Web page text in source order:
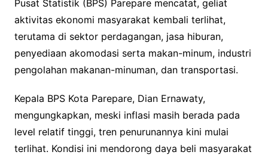
Pusat Statistik (BPS) Parepare mencatat, geliat
aktivitas ekonomi masyarakat kembali terlihat,
terutama di sektor perdagangan, jasa hiburan,
penyediaan akomodasi serta makan-minum, industri
pengolahan makanan-minuman, dan transportasi.
Kepala BPS Kota Parepare, Dian Ernawaty,
mengungkapkan, meski inflasi masih berada pada
level relatif tinggi, tren penurunannya kini mulai
terlihat. Kondisi ini mendorong daya beli masyarakat